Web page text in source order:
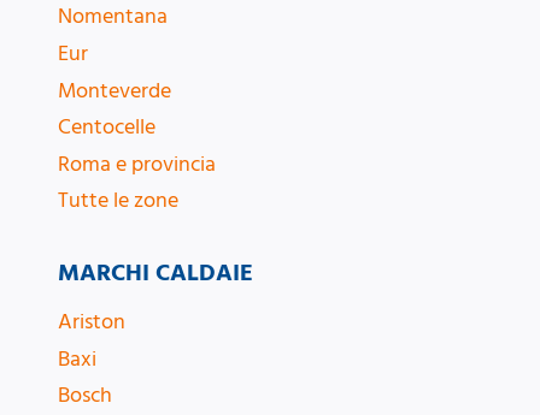
Nomentana
Eur
Monteverde
Centocelle
Roma e provincia
Tutte le zone
MARCHI CALDAIE
Ariston
Baxi
Bosch